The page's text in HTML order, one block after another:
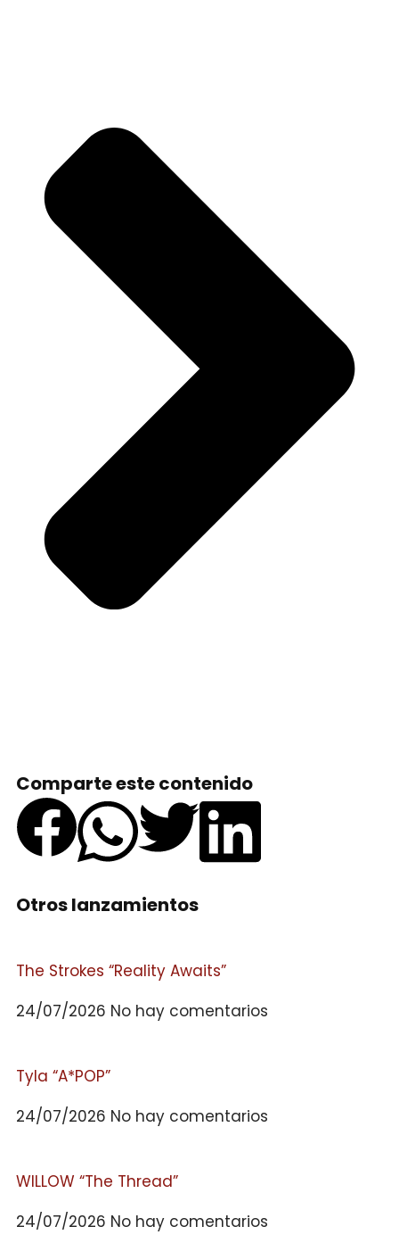
Comparte este contenido
Otros lanzamientos
The Strokes “Reality Awaits”
24/07/2026 No hay comentarios
Tyla “A*POP”
24/07/2026 No hay comentarios
WILLOW “The Thread”
24/07/2026 No hay comentarios